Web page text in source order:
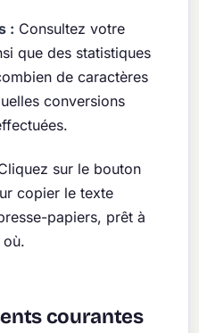
: Consultez votre
que des statistiques
de caractères
conversions
sur le bouton
copier le texte
papiers, prêt à
courantes